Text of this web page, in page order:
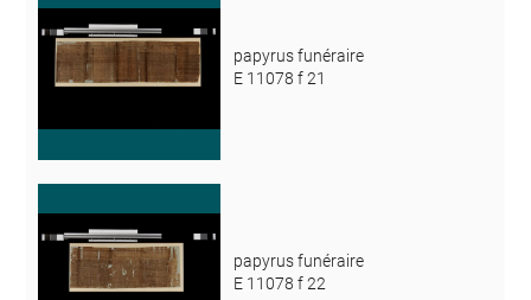
papyrus funéraire
E 11078 f 21
papyrus funéraire
E 11078 f 22